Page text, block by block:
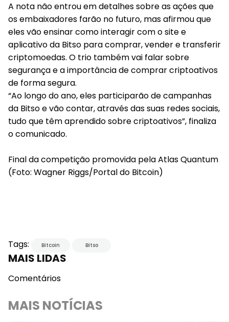
A nota não entrou em detalhes sobre as ações que
os embaixadores farão no futuro, mas afirmou que
eles vão ensinar como interagir com o site e
aplicativo da Bitso para comprar, vender e transferir
criptomoedas. O trio também vai falar sobre
segurança e a importância de comprar criptoativos
de forma segura.
“Ao longo do ano, eles participarão de campanhas
da Bitso e vão contar, através das suas redes sociais,
tudo que têm aprendido sobre criptoativos”, finaliza
o comunicado.
Final da competição promovida pela Atlas Quantum
(Foto: Wagner Riggs/Portal do Bitcoin)
Tags: Bitcoin Bitso
MAIS LIDAS
Comentários
MAIS NOTÍCIAS